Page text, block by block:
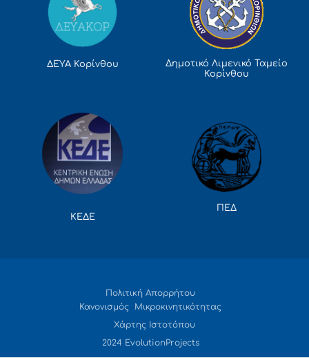
ΔΕΥΑ Κορίνθου
Δημοτικό Λιμενικό Ταμείο
Κορίνθου
ΚΕΔΕ
ΠΕΔ
Πολιτική Απορρήτου
Κανονισμός Μικροκινητικότητας
Χάρτης Ιστοτόπου
2024 EvolutionProjects